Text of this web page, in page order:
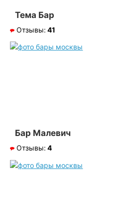
Тема Бар
Отзывы: 41
Бар Малевич
Отзывы: 4